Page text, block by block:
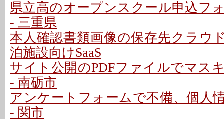
県立高のオープンスクール申込フ
- 三重県
本人確認書類画像の保存先クラウ
泊施設向けSaaS
サイト公開のPDFファイルでマス
- 南砺市
アンケートフォームで不備、個人
- 関市